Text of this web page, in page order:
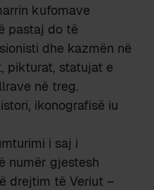
kufomave
pastaj do të
dhe kazmën në
pikturat, statujat e
në treg.
ikonografisë iu
i saj i
numër gjestesh
drejtim të Veriut –